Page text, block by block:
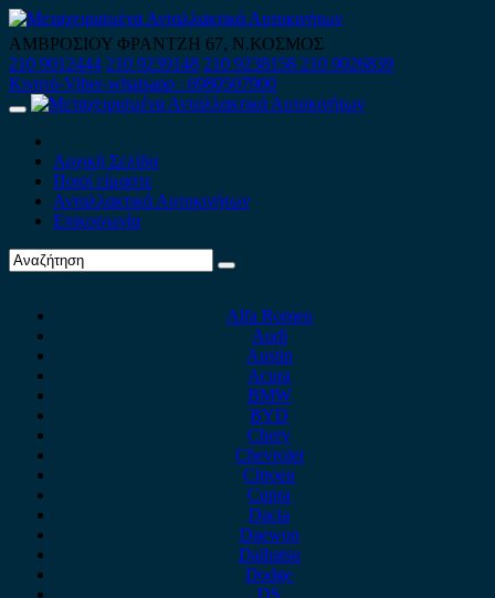
Skip
to
content
ΑΜΒΡΟΣΙΟΥ ΦΡΑΝΤΖΗ 67, Ν.ΚΟΣΜΟΣ
210 9012444 210 9239148 210 9238158 210 9026839
Κινητό-Viber-whatsapp : 6980507900
Primary
Αρχική Σελίδα
Ποιοί είμαστε
Ανταλλακτικά Αυτοκινήτων
Επικοινωνία
Alfa Romeo
Audi
Austin
Acura
BMW
BYD
Chery
Chevrolet
Citroen
Cupra
Dacia
Daewoo
Daihatsu
Dodge
DS